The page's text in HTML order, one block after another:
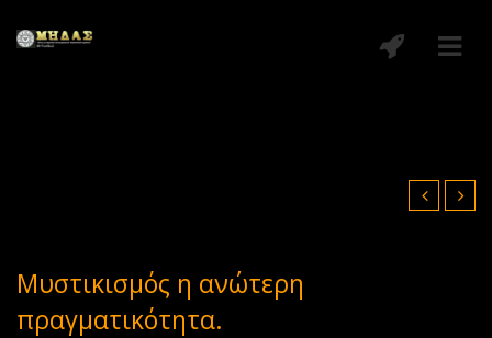
Μυστικισμός η ανώτερη
πραγματικότητα.